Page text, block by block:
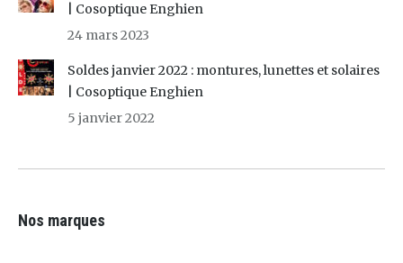
| Cosoptique Enghien
24 mars 2023
Soldes janvier 2022 : montures, lunettes et solaires
| Cosoptique Enghien
5 janvier 2022
Nos marques